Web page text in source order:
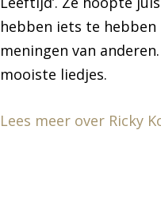
hebben iets te
meningen van
mooiste liedjes.
Lees meer over Ricky